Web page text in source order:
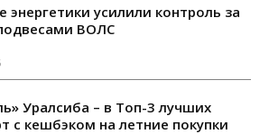
энергетики усилили контроль за
ВОЛС
Уралсиба – в Топ-3 лучших
с кешбэком на летние покупки